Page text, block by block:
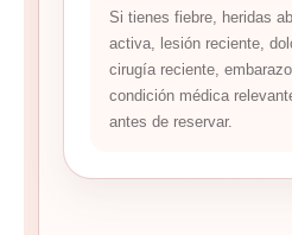
Si tienes fiebre, heridas
activa, lesión reciente,
cirugía reciente,
condición médica
antes de reservar.